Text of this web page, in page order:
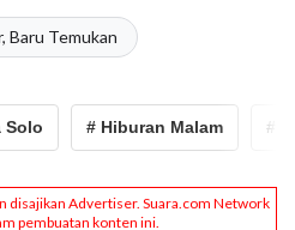
Baru Temukan
# Hiburan Malam #